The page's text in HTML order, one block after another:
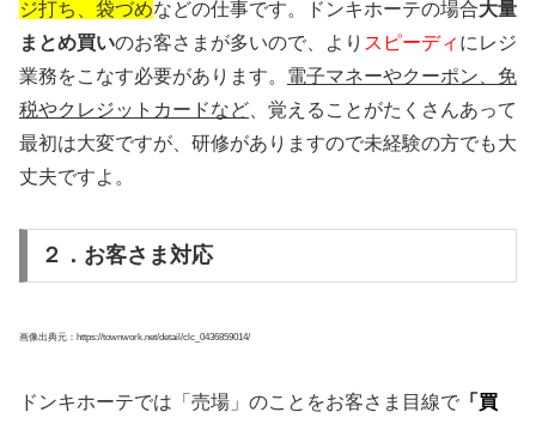
ジ打ち、袋づめなどの仕事です。ドンキホーテの場合大量
まとめ買いのお客さまが多いので、より スピーディ にレジ
業務をこなす必要があります。 電子マネーやクーポン、免
税やクレジットカードなど 、覚えることがたくさんあって
最初は大変ですが、研修がありますので未経験の方でも大
丈夫ですよ。
２．お客さま対応
画像出典元：https://townwork.net/detail/clc_0436859014/
ドンキホーテでは「売場」のことをお客さま目線で 「買